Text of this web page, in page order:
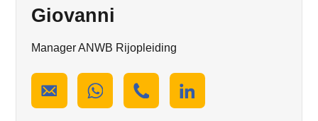
Giovanni
Manager ANWB Rijopleiding